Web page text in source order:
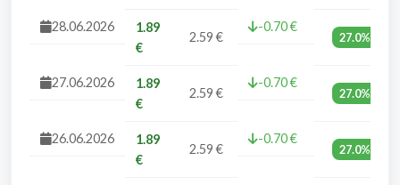
28.06.2026
1.89
€
2.59 €
-0.70 €
27.0%
27.06.2026
1.89
€
2.59 €
-0.70 €
27.0%
26.06.2026
1.89
€
2.59 €
-0.70 €
27.0%